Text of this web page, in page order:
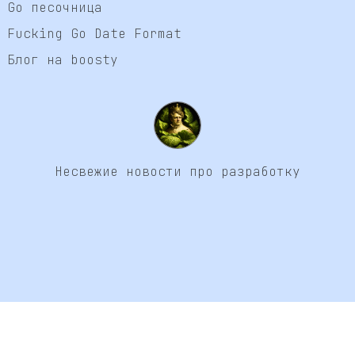
Go песочница
Fucking Go Date Format
Блог на boosty
Несвежие новости про разработку